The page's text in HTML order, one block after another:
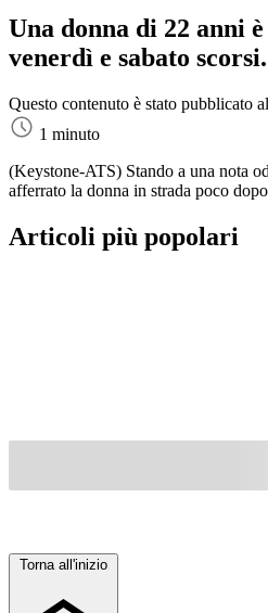
Una donna di 22 anni
venerdì e sabato
Questo contenuto è stato pubblicato al
1 minuto
(Keystone-ATS) Stando a una nota
afferrato la donna in strada poco
Articoli più popolari
Torna all'inizio